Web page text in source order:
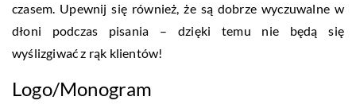
czasem. Upewnij się również, że są dobrze wyczuwalne w
dłoni podczas pisania – dzięki temu nie będą się
wyślizgiwać z rąk klientów!
Logo/Monogram